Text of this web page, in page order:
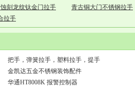
刻龙纹钛金门拉手 青古铜大门不锈钢拉手
拉手
把手，弹簧拉手，塑料拉手，提手
金凯达五金不锈钢装饰配件
华通HT8008K 报警控制器